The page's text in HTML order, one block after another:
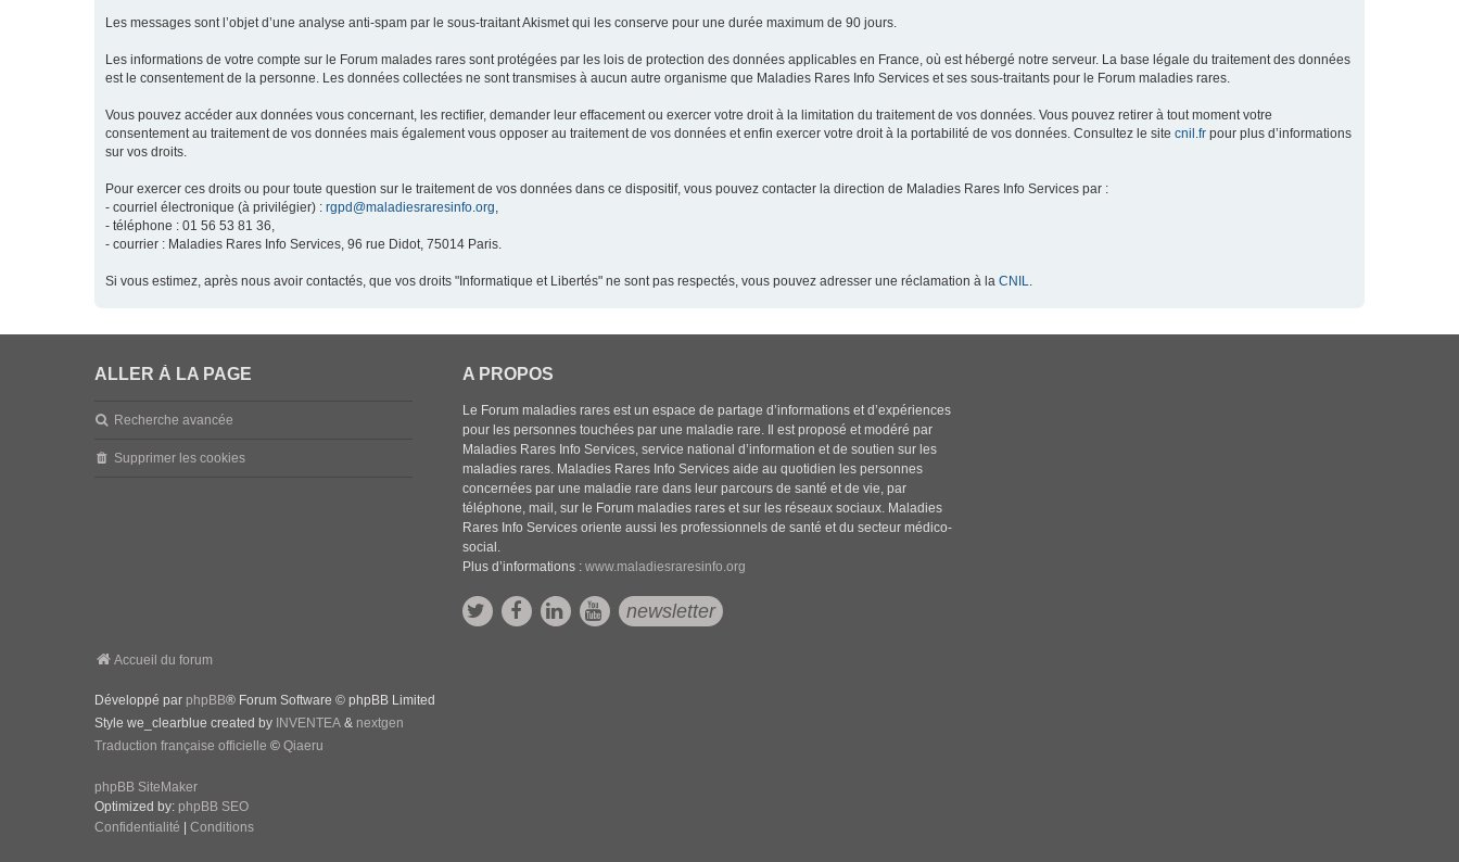
Les messages sont l’objet d’une analyse anti-spam par le sous-traitant Akismet qui les conserve pour une durée maximum de 90 jours.
Les informations de votre compte sur le Forum malades rares sont protégées par les lois de protection des données applicables en France, où est hébergé notre serveur. La base légale du traitement des données
est le consentement de la personne. Les données collectées ne sont transmises à aucun autre organisme que Maladies Rares Info Services et ses sous-traitants pour le Forum maladies rares.
Vous pouvez accéder aux données vous concernant, les rectifier, demander leur effacement ou exercer votre droit à la limitation du traitement de vos données. Vous pouvez retirer à tout moment votre
consentement au traitement de vos données mais également vous opposer au traitement de vos données et enfin exercer votre droit à la portabilité de vos données. Consultez le site cnil.fr pour plus d’informations
sur vos droits.
Pour exercer ces droits ou pour toute question sur le traitement de vos données dans ce dispositif, vous pouvez contacter la direction de Maladies Rares Info Services par :
- courriel électronique (à privilégier) : rgpd@maladiesraresinfo.org,
- téléphone : 01 56 53 81 36,
- courrier : Maladies Rares Info Services, 96 rue Didot, 75014 Paris.
Si vous estimez, après nous avoir contactés, que vos droits "Informatique et Libertés" ne sont pas respectés, vous pouvez adresser une réclamation à la CNIL.
ALLER À LA PAGE
Recherche avancée
Supprimer les cookies
A PROPOS
Le Forum maladies rares est un espace de partage d’informations et d’expériences
pour les personnes touchées par une maladie rare. Il est proposé et modéré par
Maladies Rares Info Services, service national d’information et de soutien sur les
maladies rares. Maladies Rares Info Services aide au quotidien les personnes
concernées par une maladie rare dans leur parcours de santé et de vie, par
téléphone, mail, sur le Forum maladies rares et sur les réseaux sociaux. Maladies
Rares Info Services oriente aussi les professionnels de santé et du secteur médico-
social.
Plus d’informations :www.maladiesraresinfo.org
newsletter
Accueil du forum
Développé par phpBB® Forum Software © phpBB Limited
Style we_clearblue created by INVENTEA & nextgen
Traduction française officielle © Qiaeru
phpBB SiteMaker
Optimized by: phpBB SEO
Confidentialité
Conditions